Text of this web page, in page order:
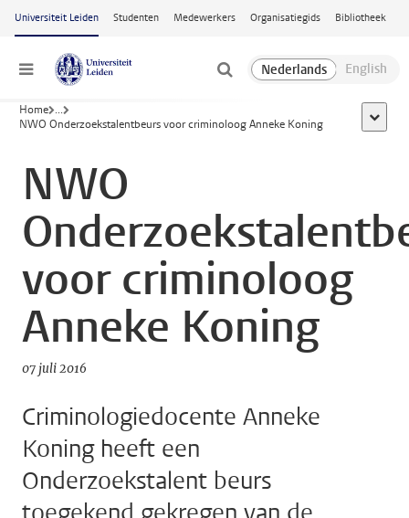
Ga naar hoofdinhoud
Universiteit Leiden Studenten Medewerkers Organisatiegids Bibliotheek
Menu
Home ...
NWO Onderzoekstalentbeurs voor criminoloog Anneke Koning
toon
NWO
voor criminoloog
Anneke Koning
07 juli 2016
Criminologiedocente Anneke
Koning heeft een
Onderzoekstalent beurs